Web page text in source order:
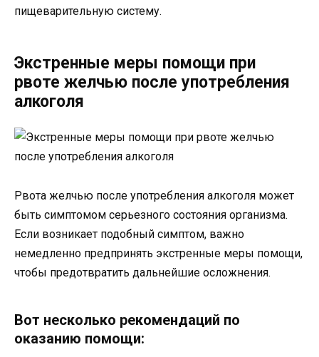
пищеварительную систему.
Экстренные меры помощи при
рвоте желчью после употребления
алкоголя
Рвота желчью после употребления алкоголя может
быть симптомом серьезного состояния организма.
Если возникает подобный симптом, важно
немедленно предпринять экстренные меры помощи,
чтобы предотвратить дальнейшие осложнения.
Вот несколько рекомендаций по
оказанию помощи: